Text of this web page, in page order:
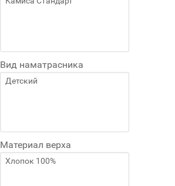
Вид наматрасника
Материал верха